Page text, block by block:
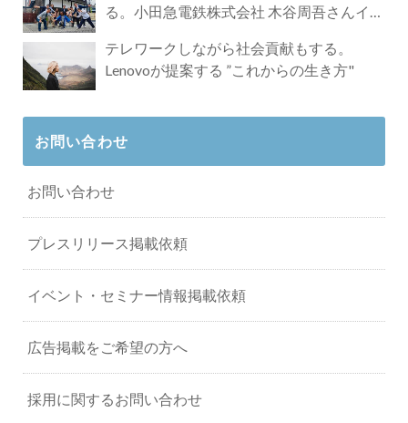
る。小田急電鉄株式会社 木谷周吾さんイン
テレワークしながら社会貢献もする。
Lenovoが提案する ”これからの生き方"
お問い合わせ
お問い合わせ
プレスリリース掲載依頼
イベント・セミナー情報掲載依頼
広告掲載をご希望の方へ
採用に関するお問い合わせ